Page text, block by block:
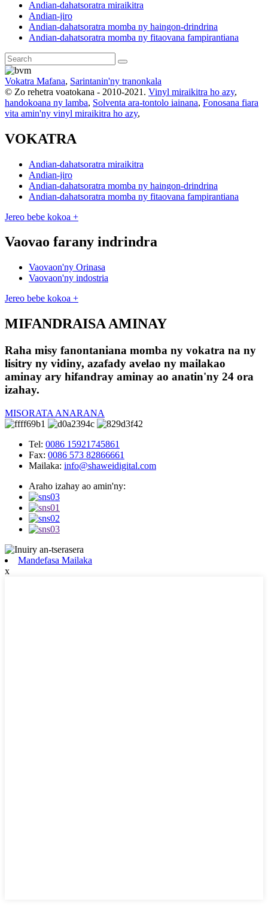
Andian-dahatsoratra miraikitra
Andian-jiro
Andian-dahatsoratra momba ny haingon-drindrina
Andian-dahatsoratra momba ny fitaovana fampirantiana
Vokatra Mafana, Sarintanin'ny tranonkala
© Zo rehetra voatokana - 2010-2021. Vinyl miraikitra ho azy,
handokoana ny lamba, Solventa ara-tontolo iainana, Fonosana fiara
vita amin'ny vinyl miraikitra ho azy,
VOKATRA
Andian-dahatsoratra miraikitra
Andian-jiro
Andian-dahatsoratra momba ny haingon-drindrina
Andian-dahatsoratra momba ny fitaovana fampirantiana
Jereo bebe kokoa +
Vaovao farany indrindra
Vaovaon'ny Orinasa
Vaovaon'ny indostria
Jereo bebe kokoa +
MIFANDRAISA AMINAY
Raha misy fanontaniana momba ny vokatra na ny
lisitry ny vidiny, azafady avelao ny mailakao
aminay ary hifandray aminay ao anatin'ny 24 ora
izahay.
MISORATA ANARANA
Tel: 0086 15921745861
Fax: 0086 573 82866661
Mailaka: info@shaweidigital.com
Araho izahay ao amin'ny:
Mandefasa Mailaka
x